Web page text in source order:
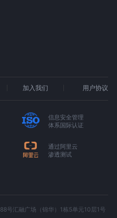
加入我们 用户协议
信息安全管理
体系国际认证
通过阿里云
渗透测试
号汇融广场（锦华）1栋5单元10层1号